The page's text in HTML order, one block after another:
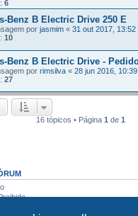
6
Benz B Electric Drive 250 E
por jasmim « 31 out 2017, 13:52
10
Benz B Electric Drive -
por rimsilva « 28 jun 2016, 10:39
27
16 tópicos • Página 1 de 1